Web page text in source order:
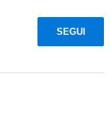
SEGUI